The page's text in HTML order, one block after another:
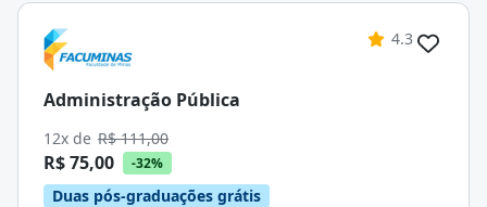
4.3
Administração Pública
12x de R$ 111,00
R$ 75,00 -32%
Duas pós-graduações grátis